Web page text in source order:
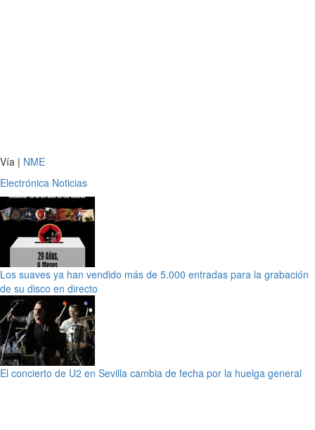
Vía | NME
Electrónica Noticias
Los suaves ya han vendido más de 5.000 entradas para la grabación
de su disco en directo
El concierto de U2 en Sevilla cambia de fecha por la huelga general